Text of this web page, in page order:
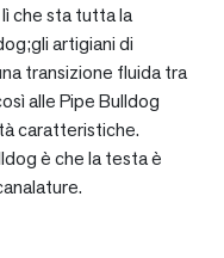
che sta tutta la
artigiani di
transizione fluida tra
alle Pipe Bulldog
caratteristiche.
è che la testa è